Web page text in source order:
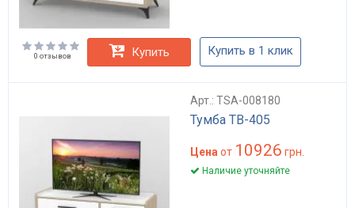
0 отзывов Купить Купить в 1 клик
Арт.: TSA-008180
Тумба ТВ-405
Цена от 10926 грн.
Наличие уточняйте